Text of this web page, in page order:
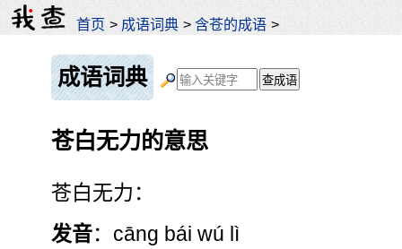
首页 > 成语词典 >含苍的成语 >
成语词典
苍白无力的意思
苍白无力：
发音：cāng bái wú lì